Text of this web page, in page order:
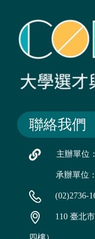
聯絡我們
主辦單位
承辦單位
(02)2736-
110 臺北